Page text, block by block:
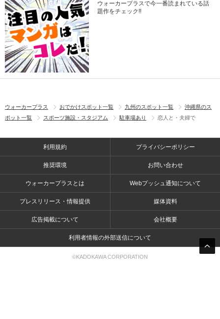
ウォーカープラスで今一番読まれている話
題作をチェック!!
ウォーカープラス おでかけスポット一覧 九州のスポット一覧
沖縄県のス
ポット一覧
スポーツ施設・スタジアム 駐車場あり 恋人と・夫婦で
利用規約 プライバシーポリシー
推奨環境 お問い合わせ
ウォーカープラスとは Webプッシュ通知について
プレスリリース・情報提供 媒体資料
広告掲載について 会社概要
利用者情報の外部送信について
©KADOKAWA CORPORATION